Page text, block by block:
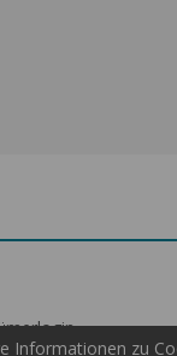
Informationen zu